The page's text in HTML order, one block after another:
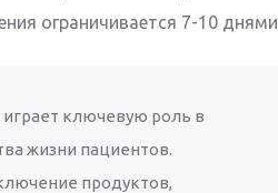
ограничивается 7-10 днями.
ключевую роль в
жизни пациентов.
продуктов,